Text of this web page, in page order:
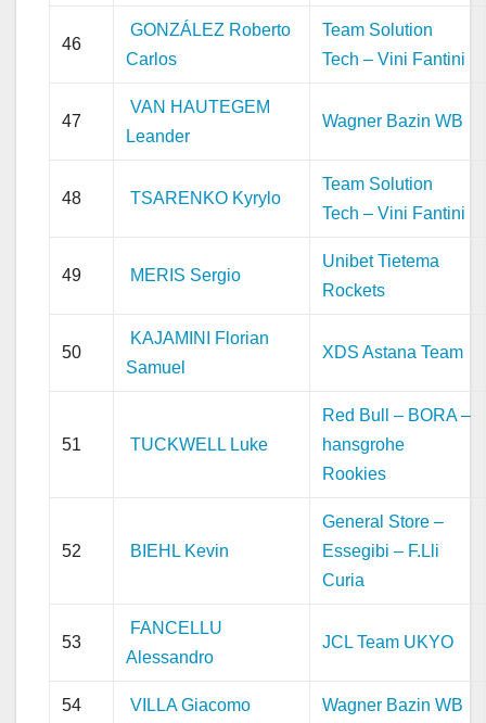
46
GONZÁLEZ Roberto
Carlos
Team Solution
Tech – Vini Fantini
47
VAN HAUTEGEM
Leander
Wagner Bazin WB
48 TSARENKO Kyrylo
Team Solution
Tech – Vini Fantini
49 MERIS Sergio
Unibet Tietema
Rockets
50
KAJAMINI Florian
Samuel
XDS Astana Team
51 TUCKWELL Luke
Red Bull – BORA –
hansgrohe
Rookies
52 BIEHL Kevin
General Store –
Essegibi – F.Lli
Curia
53
FANCELLU
Alessandro
JCL Team UKYO
54 VILLA Giacomo Wagner Bazin WB